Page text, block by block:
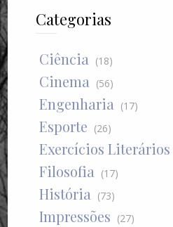
Categorias
Ciência (18)
Cinema (56)
Engenharia (17)
Esporte (26)
Exercícios Literários
Filosofia (17)
História (73)
Impressões (27)